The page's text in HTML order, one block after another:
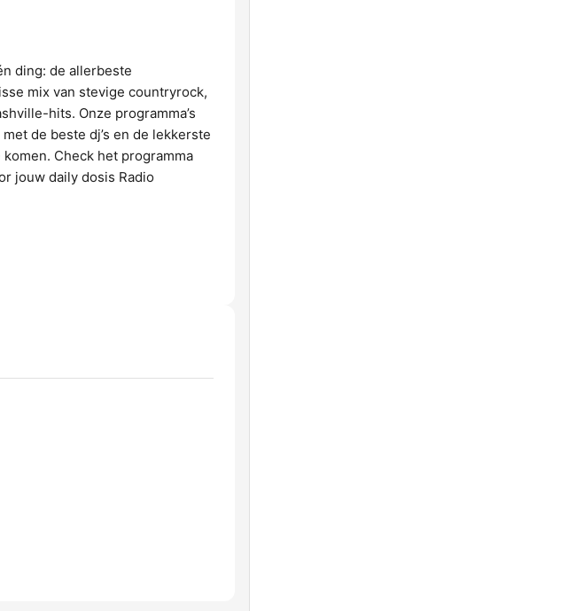
ding: de allerbeste
mix van stevige countryrock,
hits. Onze programma’s
de beste dj’s en de lekkerste
Check het programma
jouw daily dosis Radio